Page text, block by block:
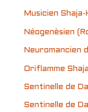
Musicien
Néogenèsien
Neuromancien
Oriflamme
Sentinelle de
Sentinelle de